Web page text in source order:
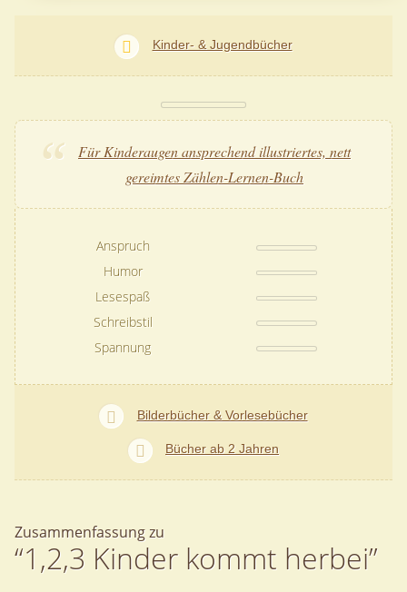
Kinder- & Jugendbücher
Für Kinderaugen ansprechend illustriertes, nett
gereimtes Zählen-Lernen-Buch
Anspruch
Humor
Lesespaß
Schreibstil
Spannung
Bilderbücher & Vorlesebücher
Bücher ab 2 Jahren
Zusammenfassung zu
“1,2,3 Kinder kommt herbei”